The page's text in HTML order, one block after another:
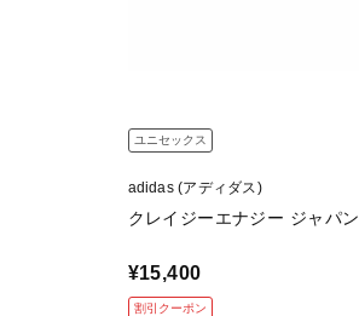
ユニセックス
adidas (アディダス)
クレイジーエナジー ジャパン
¥15,400
割引クーポン